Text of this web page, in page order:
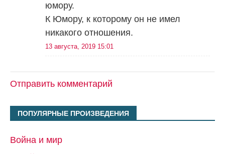
юмору.
К Юмору, к которому он не имел
никакого отношения.
13 августа, 2019 15:01
Отправить комментарий
ПОПУЛЯРНЫЕ ПРОИЗВЕДЕНИЯ
Война и мир